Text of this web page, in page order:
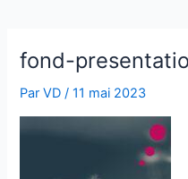
fond-
ParVD/11 mai 2023